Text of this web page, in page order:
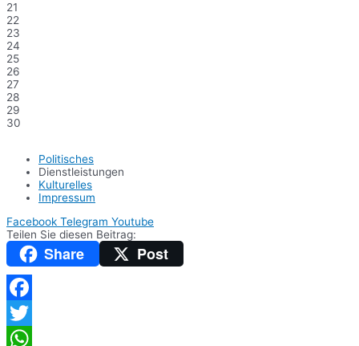
21
22
23
24
25
26
27
28
29
30
Politisches
Dienstleistungen
Kulturelles
Impressum
Facebook Telegram Youtube
Teilen Sie diesen Beitrag:
Share Post
Facebook
Twitter